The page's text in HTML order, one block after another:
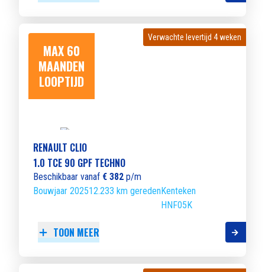
MAX 60
MAANDEN
LOOPTIJD
Verwachte levertijd 4 weken
Verwachte levertijd 4 weken
RENAULT CLIO
1.0 TCE 90 GPF TECHNO
Beschikbaar vanaf € 382 p/m
Bouwjaar 202512.233 km geredenKenteken
HNF05K
TOON MEER